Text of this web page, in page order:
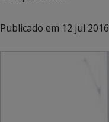
Publicado em 12 jul 2016